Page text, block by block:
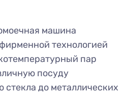
машина
технологией
пар
посуду
стекла до металлических